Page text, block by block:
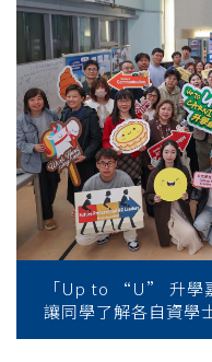
Self-
funded
UG
College
News「Up to “U” 升學
讓同學了解各自資學